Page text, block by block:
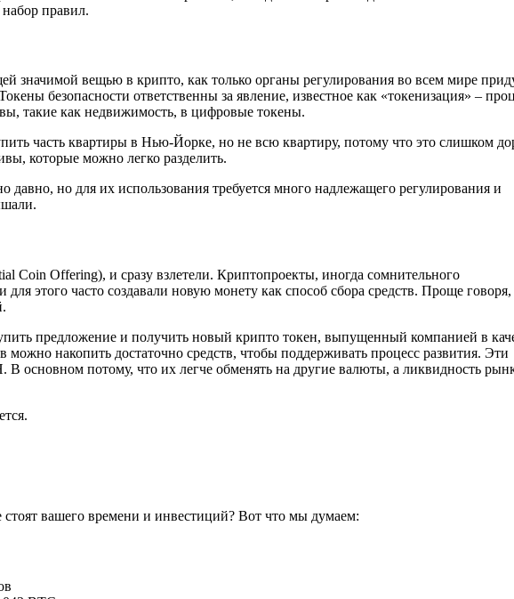
правил.
значимой вещью в крипто, как только органы регулирования во всем мире
безопасности ответственны за явление, известное как «токенизация» –
такие как недвижимость, в цифровые токены.
часть квартиры в Нью-Йорке, но не всю квартиру, потому что это слишком
которые можно легко разделить.
давно, но для их использования требуется много надлежащего регулирования и
Coin Offering), и сразу взлетели. Криптопроекты, иногда сомнительного
для этого часто создавали новую монету как способ сбора средств. Проще
предложение и получить новый крипто токен, выпущенный компанией в
можно накопить достаточно средств, чтобы поддерживать процесс развития. Эти
основном потому, что их легче обменять на другие валюты, а ликвидность
вашего времени и инвестиций? Вот что мы думаем: